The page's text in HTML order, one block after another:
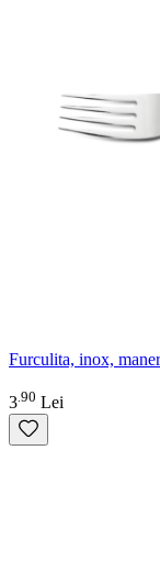
Furculita, inox,
3 90 Lei